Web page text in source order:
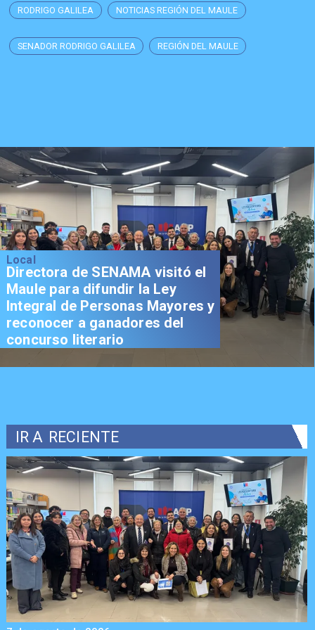
RODRIGO GALILEA NOTICIAS REGIÓN DEL MAULE
SENADOR RODRIGO GALILEA REGIÓN DEL MAULE
Local
Directora de SENAMA visitó el
Maule para difundir la Ley
Integral de Personas Mayores y
reconocer a ganadores del
concurso literario
IR A RECIENTE